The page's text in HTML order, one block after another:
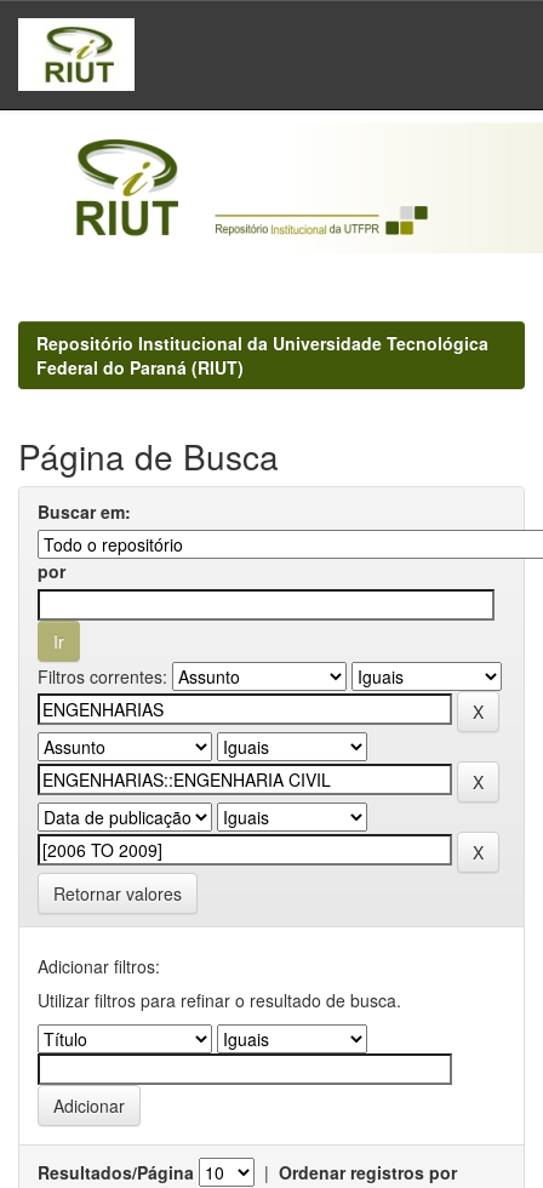
Skip
navigation
Repositório Institucional da Universidade Tecnológica
Federal do Paraná (RIUT)
Página de Busca
Buscar em:
por
Filtros correntes:
Retornar valores
Adicionar filtros:
Utilizar filtros para refinar o resultado de busca.
Resultados/Página | Ordenar registros por